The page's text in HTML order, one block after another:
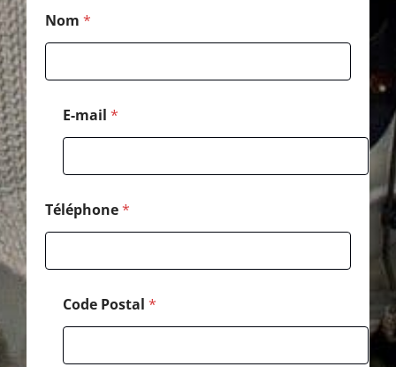
Nom *
E-mail *
Téléphone*
s
a
l
e
s
a
g
Code Postal *